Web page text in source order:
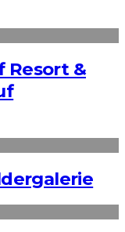
Resort &